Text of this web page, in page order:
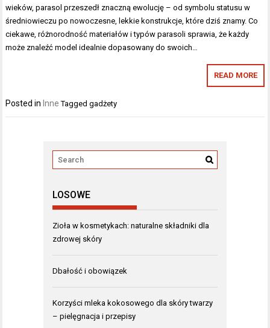
wieków, parasol przeszedł znaczną ewolucję – od symbolu statusu w
średniowieczu po nowoczesne, lekkie konstrukcje, które dziś znamy. Co
ciekawe, różnorodność materiałów i typów parasoli sprawia, że każdy
może znaleźć model idealnie dopasowany do swoich…
READ MORE
Posted in Inne Taggedgadżety
LOSOWE
Zioła w kosmetykach: naturalne składniki dla
zdrowej skóry
Dbałość i obowiązek
Korzyści mleka kokosowego dla skóry twarzy
– pielęgnacja i przepisy